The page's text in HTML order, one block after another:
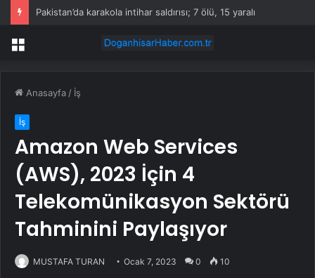
Pakistan’da karakola intihar saldırısı; 7 ölü, 15 yaralı
Menü
Anasayfa / İş
İş
Amazon Web Services
(AWS), 2023 İçin 4
Telekomünikasyon Sektörü
Tahminini Paylaşıyor
MUSTAFA TURAN Ocak 7, 2023 0 10